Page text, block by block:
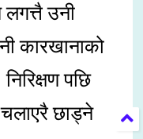
उनी
कारखानाको
पछि
छाड्ने